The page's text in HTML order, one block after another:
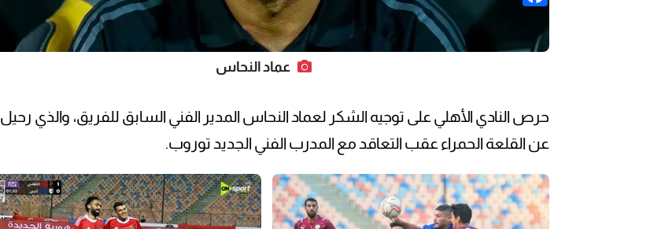
عماد النحاس
حرص النادي الأهلي على توجيه الشكر لعماد النحاس المدير الفني السابق للفريق، والذي رحيل
عن القلعة الحمراء عقب التعاقد مع المدرب الفني الجديد توروب.